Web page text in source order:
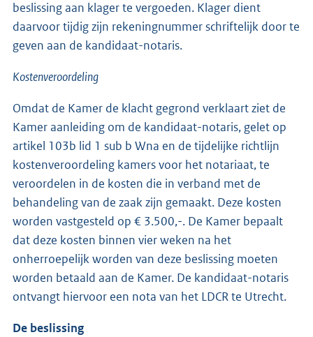
beslissing aan klager te vergoeden. Klager dient
daarvoor tijdig zijn rekeningnummer schriftelijk door te
geven aan de kandidaat-notaris.
Kostenveroordeling
Omdat de Kamer de klacht gegrond verklaart ziet de
Kamer aanleiding om de kandidaat-notaris, gelet op
artikel 103b lid 1 sub b Wna en de tijdelijke richtlijn
kostenveroordeling kamers voor het notariaat, te
veroordelen in de kosten die in verband met de
behandeling van de zaak zijn gemaakt. Deze kosten
worden vastgesteld op € 3.500,-. De Kamer bepaalt
dat deze kosten binnen vier weken na het
onherroepelijk worden van deze beslissing moeten
worden betaald aan de Kamer. De kandidaat-notaris
ontvangt hiervoor een nota van het LDCR te Utrecht.
De beslissing